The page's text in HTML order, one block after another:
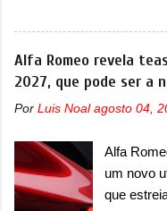
o dia 30
vai
de
pistas" ,
rua do
“protótipo
para o
vendido
por sua
mudará
vendido
pode ser
Alfa Romeo revela
2027, que pode ser a
Por Luis Noal agosto 04,
Alfa
um novo
que